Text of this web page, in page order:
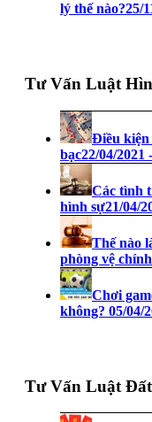
lý thế nào?25/
Tư Vấn Luật
Điều kiện
bạc22/04/2021
Các tình
hình sự21/04/
Thế nào
phòng vệ
Chơi
không? 05/04/
Tư Vấn Luật